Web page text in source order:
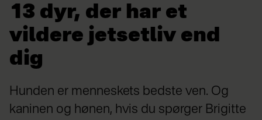
13 dyr, der har et
vildere jetsetliv end
dig
Hunden er menneskets bedste ven. Og
kaninen og hønen, hvis du spørger Brigitte